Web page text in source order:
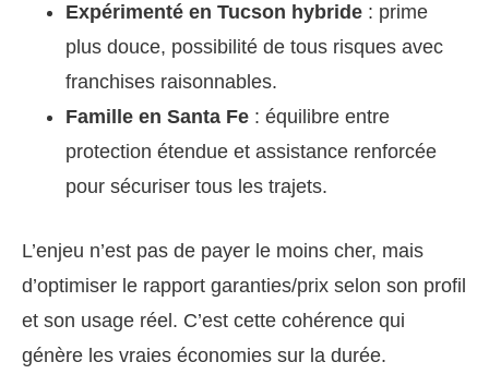
Expérimenté en Tucson hybride : prime
plus douce, possibilité de tous risques avec
franchises raisonnables.
Famille en Santa Fe : équilibre entre
protection étendue et assistance renforcée
pour sécuriser tous les trajets.
L’enjeu n’est pas de payer le moins cher, mais
d’optimiser le rapport garanties/prix selon son profil
et son usage réel. C’est cette cohérence qui
génère les vraies économies sur la durée.